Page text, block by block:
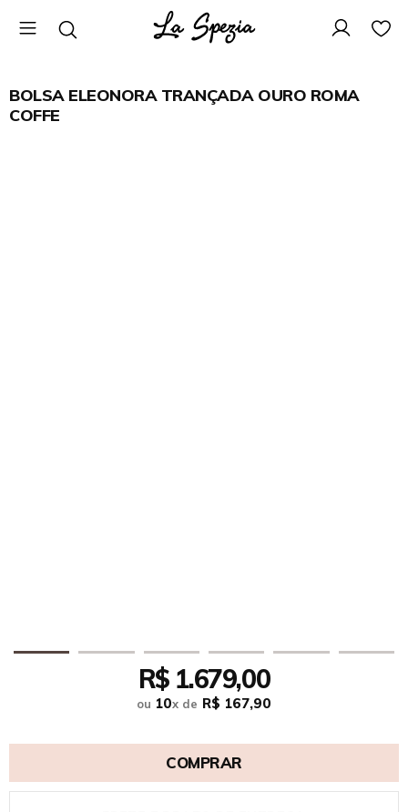
BOLSA ELEONORA TRANÇADA OURO ROMA
COFFE
R$ 1.679,00
ou 10x de R$ 167,90
COMPRAR